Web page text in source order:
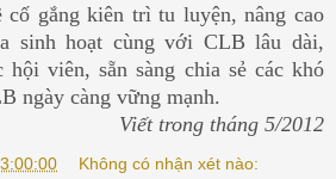
gắng kiên trì tu luyện, nâng cao
sinh hoạt cùng với CLB lâu dài,
hội viên, sẵn sàng chia sẻ các khó
ngày càng vững mạnh.
Viết trong tháng 5/2012
Không có nhận xét nào: